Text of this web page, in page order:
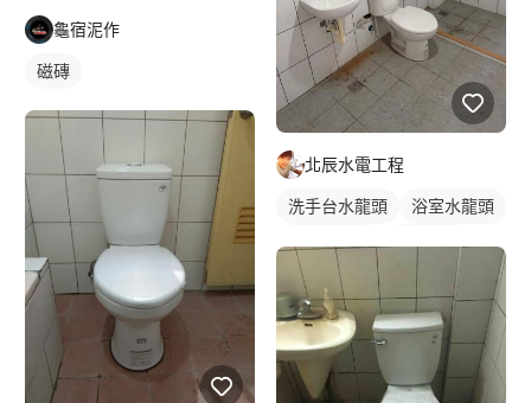
龜宿泥作
磁磚
北辰水電工程
洗手台水龍頭
浴室水龍頭